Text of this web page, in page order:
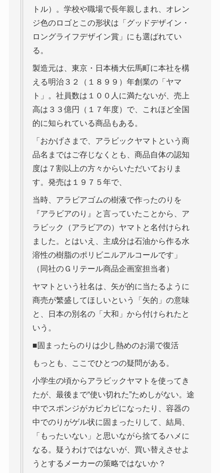
トル）。学校や職場で長年親しまれ、オレン
ジ色のロゴとこの形状は「グッドデザイン・
ロングライフデザイン賞」にも選ばれてい
る。
製造元は、東京・日本橋大伝馬町に本社を構
える明治３２（１８９９）年創業の「ヤマ
ト」。社員数は１００人に満たないが、売上
高は３３億円（１７年度）で、これほど全国
的に知られている商品もある。
「おかげさまで、アラビックヤマトという商
品名まではご存じなくとも、商品自体の認知
度は７割以上の方々からいただいておりま
す。発売は１９７５年で、
当時、アラビアゴムの樹液で作ったのりを
『アラビアのり』と言っていたことから、ア
ラビック（アラビアの）ヤマトと名付けられ
ました。とはいえ、主成分は石油から作る水
溶性の樹脂のポリビニルアルコールです」
（同社のＧリテール商品企画室担当者）
ヤマトという社名は、矢が的に当たるように
商売が繁盛してほしいという「矢的」の意味
と、日本の別名の「大和」から付けられたと
いう。
■固まったらのりは少し熱めのお湯で復活
もっとも、ここでひとつの疑問がある。
小学生の頃からアラビックヤマトを使ってき
たが、最後まで“使い切れた”ためしがない。途
中でスポンジがカピカピになったり、容器の
中でのりがゲル状に固まったりして、結局、
「もったいない」と思いながら捨てるハメに
なる。疑うわけではないが、買い替えさせよ
うとするメーカーの策略ではないか？